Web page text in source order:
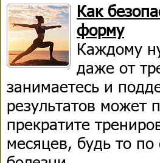
Как
форму
Каждому
даже от
занимаетесь и
результатов может
прекратите
месяцев, будь то